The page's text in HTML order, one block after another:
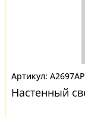
Настенный